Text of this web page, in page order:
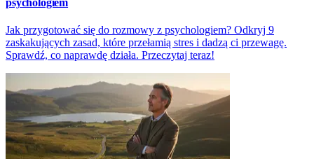
Jak przygotować się do rozmowy z psychologiem? Odkryj 9
zaskakujących zasad, które przełamią stres i dadzą ci przewagę.
Sprawdź, co naprawdę działa. Przeczytaj teraz!